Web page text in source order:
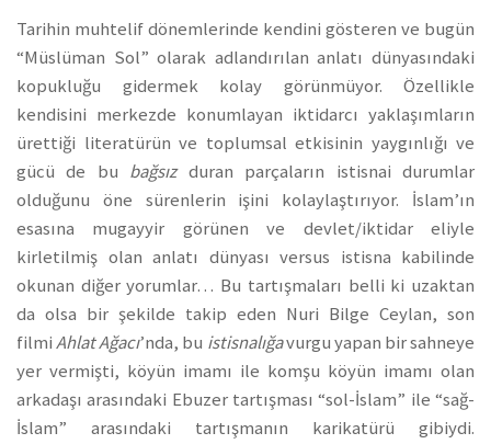
Tarihin muhtelif dönemlerinde kendini gösteren ve bugün
“Müslüman Sol” olarak adlandırılan anlatı dünyasındaki
kopukluğu gidermek kolay görünmüyor. Özellikle
kendisini merkezde konumlayan iktidarcı yaklaşımların
ürettiği literatürün ve toplumsal etkisinin yaygınlığı ve
gücü de bu bağsızduran parçaların istisnai durumlar
olduğunu öne sürenlerin işini kolaylaştırıyor. İslam’ın
esasına mugayyir görünen ve devlet/iktidar eliyle
kirletilmiş olan anlatı dünyası versus istisna kabilinde
okunan diğer yorumlar… Bu tartışmaları belli ki uzaktan
da olsa bir şekilde takip eden Nuri Bilge Ceylan, son
filmiAhlat Ağacı’nda, bu istisnalığavurgu yapan bir sahneye
yer vermişti, köyün imamı ile komşu köyün imamı olan
arkadaşı arasındaki Ebuzer tartışması “sol-İslam” ile “sağ-
İslam” arasındaki tartışmanın karikatürü gibiydi.